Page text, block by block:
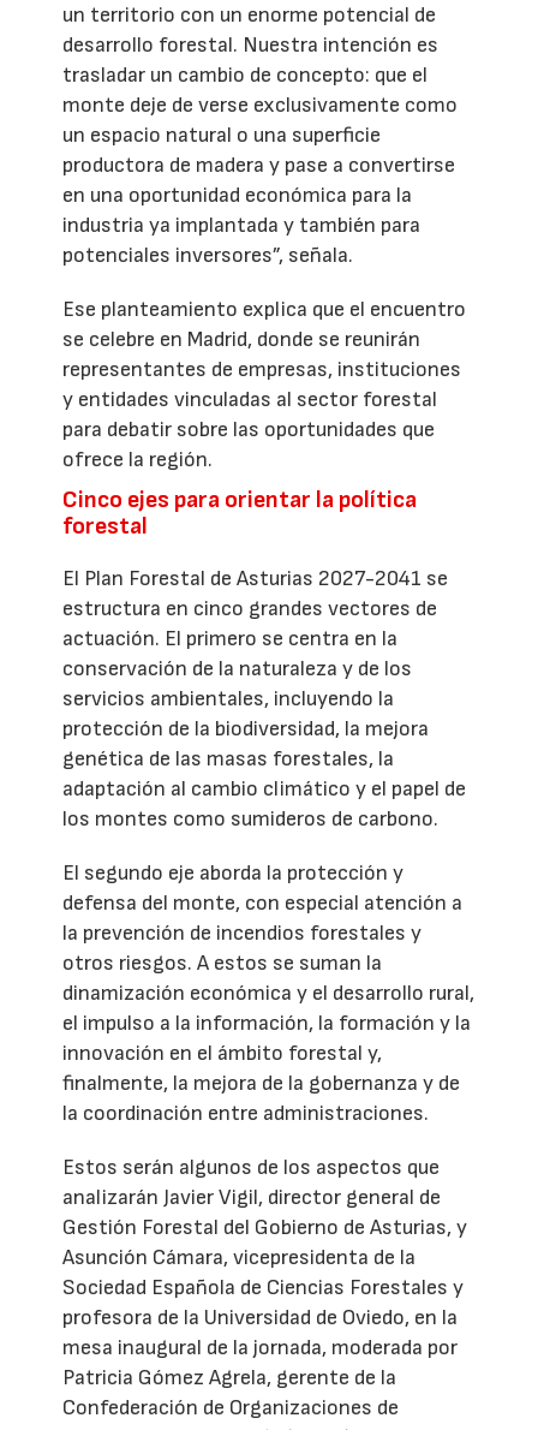
un territorio con un enorme potencial de
desarrollo forestal. Nuestra intención es
trasladar un cambio de concepto: que el
monte deje de verse exclusivamente como
un espacio natural o una superficie
productora de madera y pase a convertirse
en una oportunidad económica para la
industria ya implantada y también para
potenciales inversores”, señala.
Ese planteamiento explica que el encuentro
se celebre en Madrid, donde se reunirán
representantes de empresas, instituciones
y entidades vinculadas al sector forestal
para debatir sobre las oportunidades que
ofrece la región.
Cinco ejes para orientar la política
forestal
El Plan Forestal de Asturias 2027-2041 se
estructura en cinco grandes vectores de
actuación. El primero se centra en la
conservación de la naturaleza y de los
servicios ambientales, incluyendo la
protección de la biodiversidad, la mejora
genética de las masas forestales, la
adaptación al cambio climático y el papel de
los montes como sumideros de carbono.
El segundo eje aborda la protección y
defensa del monte, con especial atención a
la prevención de incendios forestales y
otros riesgos. A estos se suman la
dinamización económica y el desarrollo rural,
el impulso a la información, la formación y la
innovación en el ámbito forestal y,
finalmente, la mejora de la gobernanza y de
la coordinación entre administraciones.
Estos serán algunos de los aspectos que
analizarán Javier Vigil, director general de
Gestión Forestal del Gobierno de Asturias, y
Asunción Cámara, vicepresidenta de la
Sociedad Española de Ciencias Forestales y
profesora de la Universidad de Oviedo, en la
mesa inaugural de la jornada, moderada por
Patricia Gómez Agrela, gerente de la
Confederación de Organizaciones de